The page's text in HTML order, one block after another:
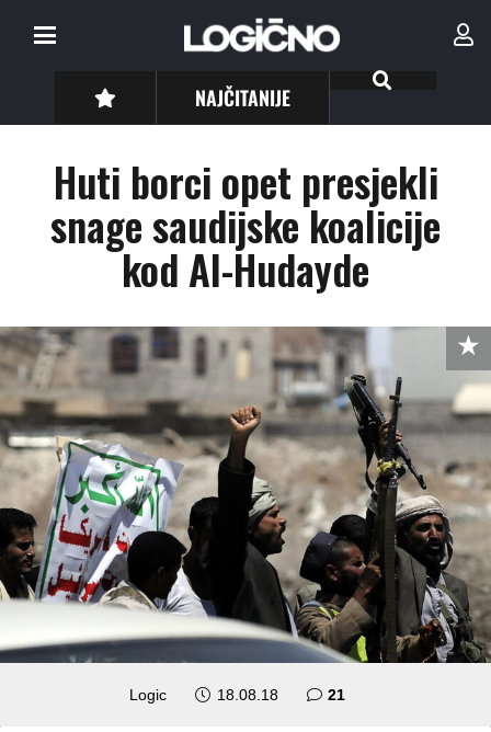
NAJČITANIJE
Huti borci opet presjekli
snage saudijske koalicije
kod Al-Hudayde
Logic 18.08.18 21